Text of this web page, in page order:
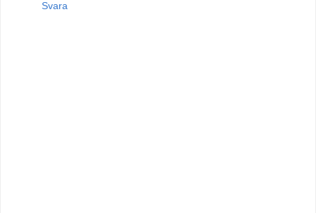
Svara